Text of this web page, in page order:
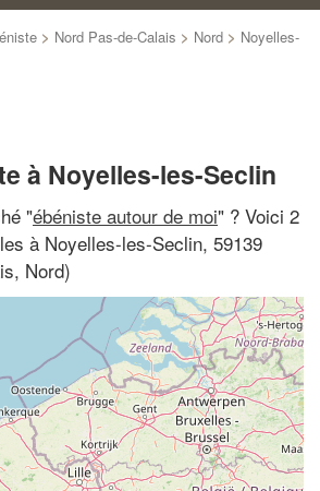
> Nord Pas-de-Calais > Nord > Noyelles-
à Noyelles-les-Seclin
"ébéniste autour de moi" ? Voici 2
à Noyelles-les-Seclin, 59139
Nord)